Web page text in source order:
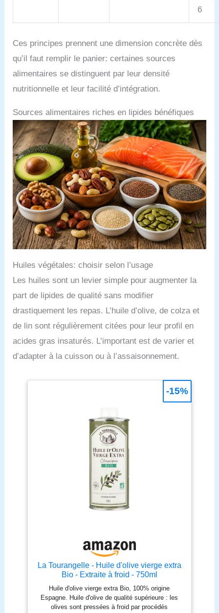
6
Ces principes prennent une dimension concrète dès
qu’il faut remplir le panier: certaines sources
alimentaires se distinguent par leur densité
nutritionnelle et leur facilité d’intégration.
Sources alimentaires riches en lipides bénéfiques
Huiles végétales: choisir selon l’usage
Les huiles sont un levier simple pour augmenter la
part de lipides de qualité sans modifier
drastiquement les repas. L’huile d’olive, de colza et
de lin sont régulièrement citées pour leur profil en
acides gras insaturés. L’important est de varier et
d’adapter à la cuisson ou à l’assaisonnement.
La Tourangelle - Huile d'olive vierge extra
Bio - Extraite à froid - 750ml
Huile d'olive vierge extra Bio, 100% origine
Espagne. Huile d'olive de qualité supérieure : les
olives sont pressées à froid par procédés
-15%